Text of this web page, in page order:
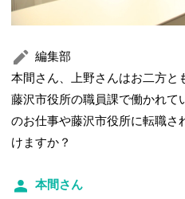
編集部
本間さん、上野さんはお二方と
藤沢市役所の職員課で働かれて
のお仕事や藤沢市役所に転職さ
けますか？
本間さん